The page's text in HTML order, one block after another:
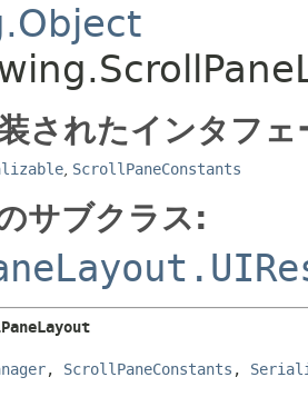
されたインタフ
ScrollPaneConstants
サブクラス:
, ScrollPaneConstants ,